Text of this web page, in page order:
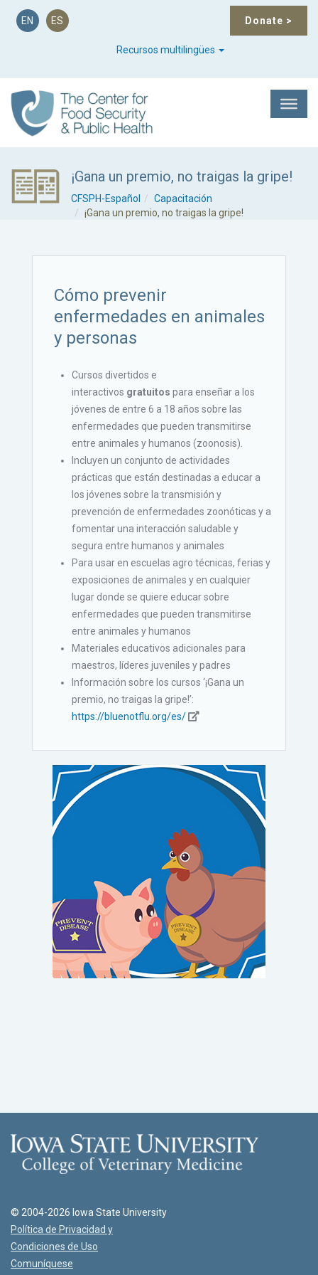
Donate >
EN ES
Recursos multilingües
¡Gana un premio, no traigas la gripe!
CFSPH-Español
Capacitación
¡Gana un premio, no traigas la gripe!
Cómo prevenir
enfermedades en animales
y personas
Cursos divertidos e
interactivos gratuitos para enseñar a los
jóvenes de entre 6 a 18 años sobre las
enfermedades que pueden transmitirse
entre animales y humanos (zoonosis).
Incluyen un conjunto de actividades
prácticas que están destinadas a educar a
los jóvenes sobre la transmisión y
prevención de enfermedades zoonóticas y a
fomentar una interacción saludable y
segura entre humanos y animales
Para usar en escuelas agro técnicas, ferias y
exposiciones de animales y en cualquier
lugar donde se quiere educar sobre
enfermedades que pueden transmitirse
entre animales y humanos
Materiales educativos adicionales para
maestros, líderes juveniles y padres
Información sobre los cursos ‘¡Gana un
premio, no traigas la gripe!’:
https://bluenotflu.org/es/
© 2004-2026 Iowa State University
Política de Privacidad y
Condiciones de Uso
Comuníquese